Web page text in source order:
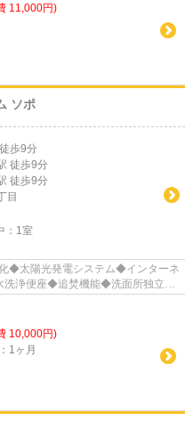
11,000円)
ソポ
歩9分
徒歩9分
徒歩9分
目
1室
◆太陽光発電システム◆インターネ
浄便座◆追焚機能◆洗面所独立・
10,000円)
1ヶ月